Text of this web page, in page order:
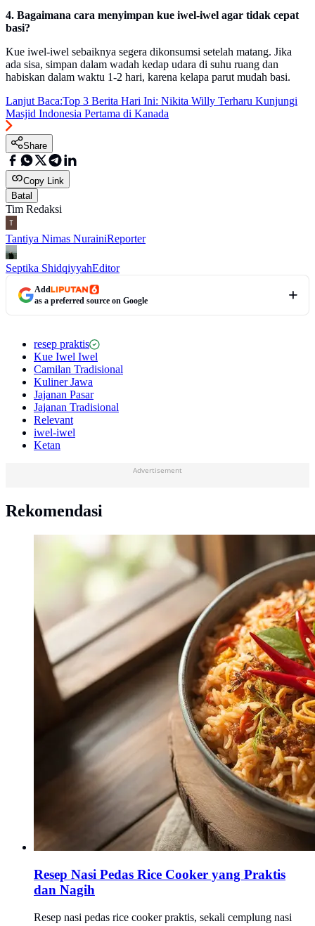
4. Bagaimana cara menyimpan kue iwel-iwel agar tidak cepat
basi?
Kue iwel-iwel sebaiknya segera dikonsumsi setelah matang. Jika
ada sisa, simpan dalam wadah kedap udara di suhu ruang dan
habiskan dalam waktu 1-2 hari, karena kelapa parut mudah basi.
Lanjut Baca:Top 3 Berita Hari Ini: Nikita Willy Terharu Kunjungi
Masjid Indonesia Pertama di Kanada
Share
Copy Link
Batal
Tim Redaksi
Tantiya Nimas NurainiReporter
Septika ShidqiyyahEditor
Add
as a preferred source on Google
resep praktis
Kue Iwel Iwel
Camilan Tradisional
Kuliner Jawa
Jajanan Pasar
Jajanan Tradisional
Relevant
iwel-iwel
Ketan
Advertisement
Rekomendasi
Resep Nasi Pedas Rice Cooker yang Praktis
dan Nagih
Resep nasi pedas rice cooker praktis, sekali cemplung nasi